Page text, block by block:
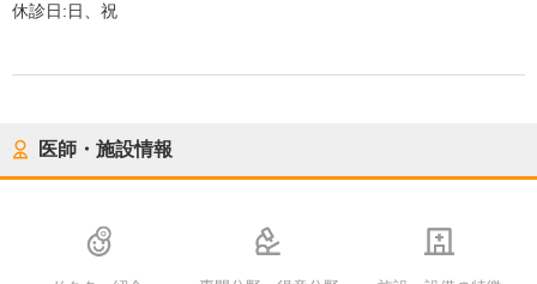
休診日:日、祝
医師・施設情報